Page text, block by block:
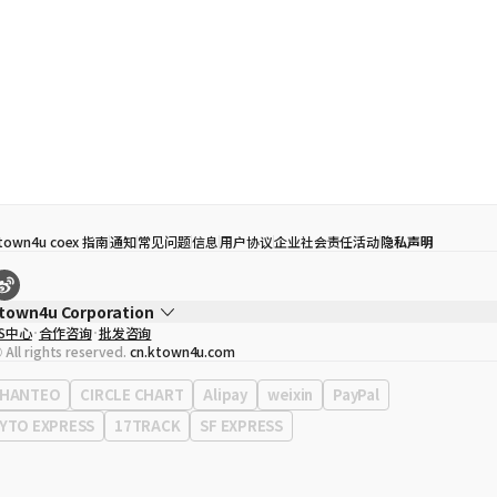
coex 指南通知常见问题信息用户协议企业社会责任活动隐私声明
Corporation
宋効珉
业执照 120-87-71116
地址 首尔特别市 江南区 岭东大路 513号 3楼 （三成洞， coex)
中心 合作咨询 批发咨询
rights reserved. cn.ktown4u.com
HANTEO CIRCLE CHART Alipay weixin
PayPal
YTO EXPRESS
17TRACK SF EXPRESS